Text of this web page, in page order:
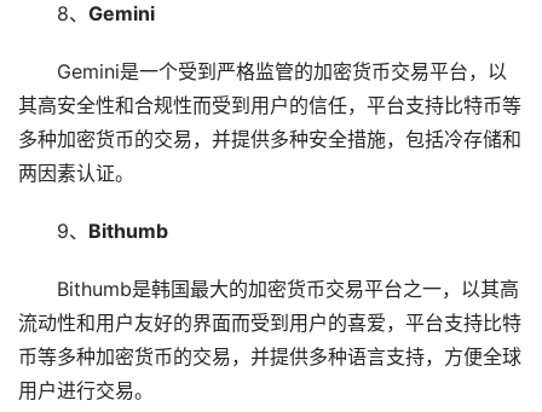
8、 Gemini
Gemini是一个受到严格监管的加密货币交易平台，以
其高安全性和合规性而受到用户的信任，平台支持比特币等
多种加密货币的交易，并提供多种安全措施，包括冷存储和
两因素认证。
9、 Bithumb
Bithumb是韩国最大的加密货币交易平台之一，以其高
流动性和用户友好的界面而受到用户的喜爱，平台支持比特
币等多种加密货币的交易，并提供多种语言支持，方便全球
用户进行交易。